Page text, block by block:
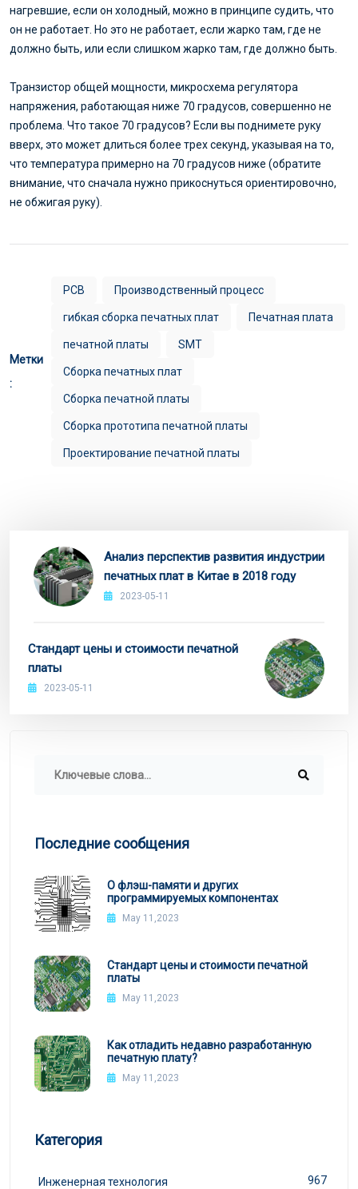
нагревшие, если он холодный, можно в принципе судить, что
он не работает. Но это не работает, если жарко там, где не
должно быть, или если слишком жарко там, где должно быть.
Транзистор общей мощности, микросхема регулятора
напряжения, работающая ниже 70 градусов, совершенно не
проблема. Что такое 70 градусов? Если вы поднимете руку
вверх, это может длиться более трех секунд, указывая на то,
что температура примерно на 70 градусов ниже (обратите
внимание, что сначала нужно прикоснуться ориентировочно,
не обжигая руку).
Метки
:
PCB Производственный процесс
гибкая сборка печатных плат Печатная плата
печатной платы SMT
Сборка печатных плат
Сборка печатной платы
Сборка прототипа печатной платы
Проектирование печатной платы
Анализ перспектив развития индустрии
печатных плат в Китае в 2018 году
2023-05-11
Стандарт цены и стоимости печатной
платы
2023-05-11
Последние сообщения
О флэш-памяти и других
программируемых компонентах
May 11,2023
Стандарт цены и стоимости печатной
платы
May 11,2023
Как отладить недавно разработанную
печатную плату?
May 11,2023
Категория
Инженерная технология 967